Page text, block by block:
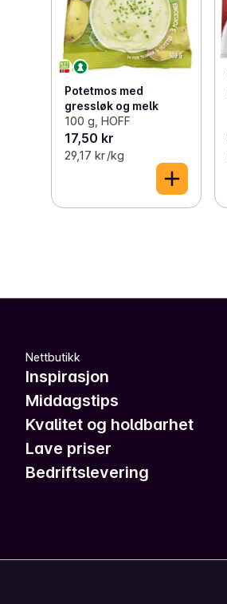
Potetmos med
gressløk og melk
100 g, HOFF
17,50 kr
29,17 kr /kg
Nettbutikk
Inspirasjon
Middagstips
Kvalitet og holdbarhet
Lave priser
Bedriftslevering